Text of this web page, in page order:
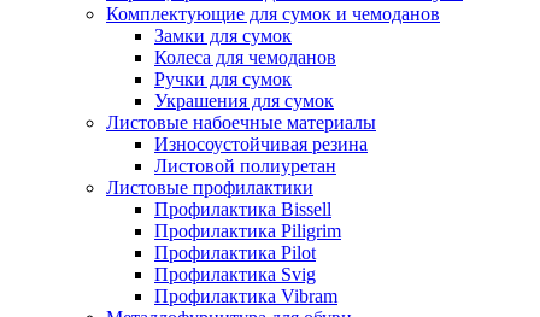
Комплектующие для сумок и чемоданов
Замки для сумок
Колеса для чемоданов
Ручки для сумок
Украшения для сумок
Листовые набоечные материалы
Износоустойчивая резина
Листовой полиуретан
Листовые профилактики
Профилактика Bissell
Профилактика Piligrim
Профилактика Pilot
Профилактика Svig
Профилактика Vibram